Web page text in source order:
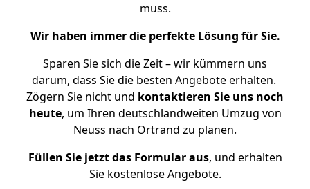
muss.
Wir haben immer die perfekte Lösung für Sie.
Sparen Sie sich die Zeit – wir kümmern uns
darum, dass Sie die besten Angebote erhalten.
Zögern Sie nicht und kontaktieren Sie uns noch
heute, um Ihren deutschlandweiten Umzug von
Neuss nach Ortrand zu planen.
Füllen Sie jetzt das Formular aus, und erhalten
Sie kostenlose Angebote.